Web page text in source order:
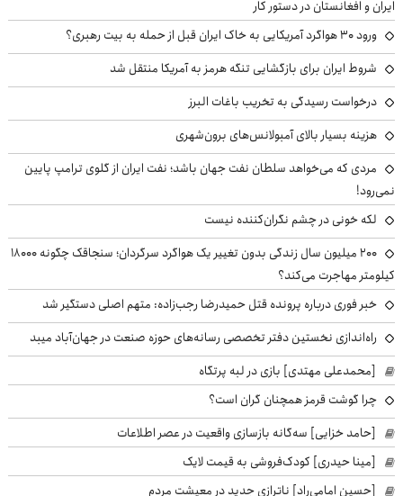
ایران و افغانستان در دستور کار
ورود ۳۰ هواگرد آمریکایی به خاک ایران قبل از حمله به بیت رهبری؟
شروط ایران برای بازگشایی تنگه هرمز به آمریکا منتقل شد
درخواست رسیدگی به تخریب باغات البرز
هزینه بسیار بالای آمبولانس‌های برون‌شهری
مردی که می‌خواهد سلطان نفت جهان باشد؛ نفت ایران از گلوی ترامپ پایین
نمی‌رود!
لکه خونی در چشم نگران‌کننده نیست
۲۰۰ میلیون سال زندگی بدون تغییر یک هواگرد سرگردان؛ سنجاقک‌ چگونه ۱۸۰۰۰
کیلومتر مهاجرت می‌کند؟
خبر فوری درباره پرونده قتل حمیدرضا رجب‌زاده: متهم اصلی دستگیر شد
راه‌اندازی نخستین دفتر تخصصی رسانه‌های حوزه صنعت در جهان‌آباد میبد
[محمدعلی مهتدی] بازی در لبه پرتگاه
چرا گوشت قرمز همچنان گران است؟
[حامد خزایی] سه‌گانه بازسازی واقعیت در عصر اطلاعات
[مینا حیدری] کودک‌فروشی به قیمت لایک
[حسین امامی‌راد] ناترازی جدید در معیشت مردم